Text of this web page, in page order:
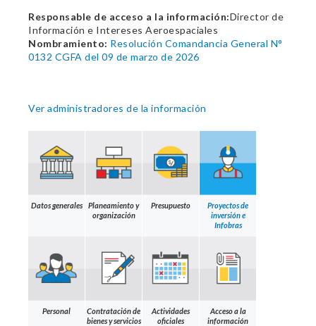
Responsable de acceso a la información:Director de
Información e Intereses Aeroespaciales
Nombramiento: Resolución Comandancia General N°
0132 CGFA del 09 de marzo de 2026
Ver administradores de la información
Datos generales
Planeamiento y
organización
Presupuesto
Proyectos de
inversión e
Infobras
Personal
Contratación de
bienes y servicios
Actividades
oficiales
Acceso a la
información